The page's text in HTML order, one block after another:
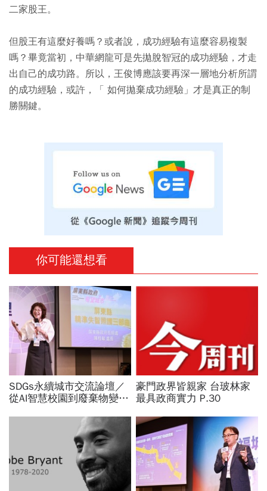
二家股王。
但股王有這麼好養嗎？或者說，成功經驗有這麼容易複製
嗎？畢竟當初，中華網龍可是先拋脫智冠的成功經驗，才走
出自己的成功路。所以，王俊博應該要再深一層地分析所謂
的成功經驗，或許，「 如何拋棄成功經驗」才是真正的制
勝關鍵。
你可能還想看
SDGs永續城市交流論壇／
從AI智慧校園到廢棄物變綠
開亮點治理新解方
豪門政界皆親家 台玻林家
最具政商實力 P.30